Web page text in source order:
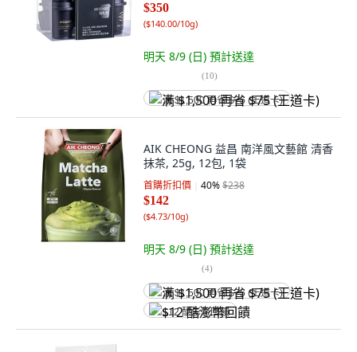
$350
($140.00/10g)
明天 8/9 (日) 預計送達
(10)
满 $1,500 再省 $75 (王道卡)
AIK CHEONG 益昌 南洋風文藝館 清香
抹茶, 25g, 12包, 1袋
首購折扣價 40%$238
$142
($4.73/10g)
明天 8/9 (日) 預計送達
(4)
满 $1,500 再省 $75 (王道卡)
$12 酷澎幣回饋